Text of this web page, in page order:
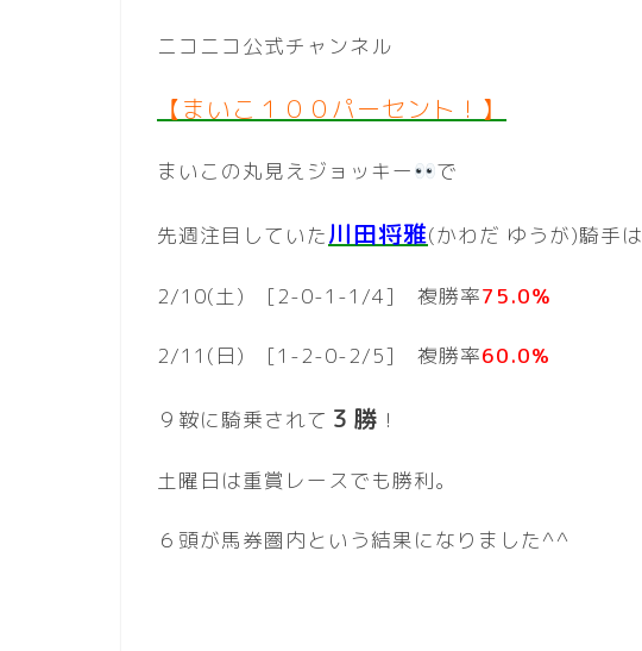
ニコニコ公式チャンネル
【まいこ１００パーセント！】
まいこの丸見えジョッキー で
先週注目していた川田将雅(かわだ ゆうが)騎手は
2/10(土) [2-0-1-1/4] 複勝率75.0％
2/11(日) [1-2-0-2/5] 複勝率60.0%
９鞍に騎乗されて ３勝 ！
土曜日は重賞レースでも勝利。
６頭が馬券圏内という結果になりました^^